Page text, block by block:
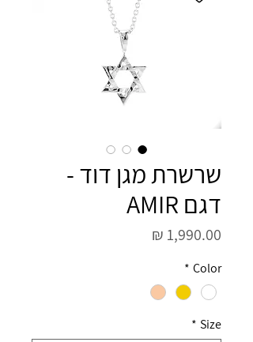
שרשרת מגן דוד -
דגם AMIR
Color
*
Size
*